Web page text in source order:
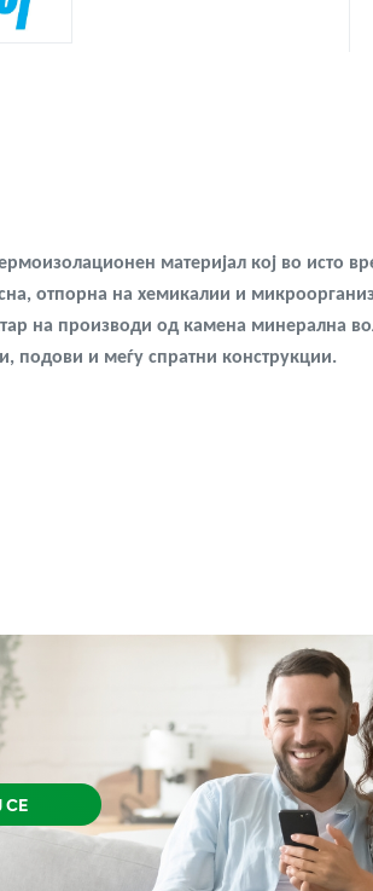
материјал кој во исто
отпорна на хемикалии и
на производи од камена минерална
подови и меѓу спратни конструкции.
СЕ